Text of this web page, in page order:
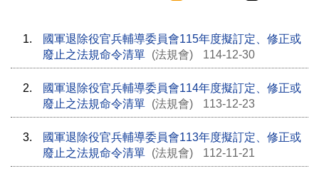
1.
國軍退除役官兵輔導委員會115年度擬訂定、修正或
廢止之法規命令清單 (法規會) 114-12-30
2.
國軍退除役官兵輔導委員會114年度擬訂定、修正或
廢止之法規命令清單 (法規會) 113-12-23
3.
國軍退除役官兵輔導委員會113年度擬訂定、修正或
廢止之法規命令清單 (法規會) 112-11-21